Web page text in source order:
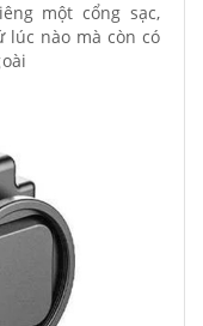
một cổng sạc,
lúc nào mà còn có